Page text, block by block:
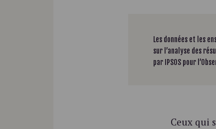
Les données et les
sur l’analyse des
par IPSOS pour
Ceux qui